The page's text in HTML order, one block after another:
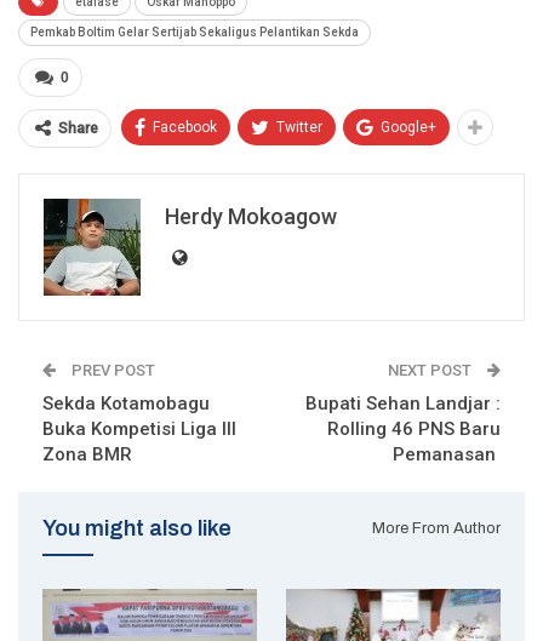
Pemkab Boltim Gelar Sertijab Sekaligus Pelantikan Sekda
0
Share Facebook Twitter Google+
Herdy Mokoagow
PREV POST
Sekda Kotamobagu
Buka Kompetisi Liga III
Zona BMR
NEXT POST
Bupati Sehan Landjar :
Rolling 46 PNS Baru
Pemanasan
You might also like More From Author